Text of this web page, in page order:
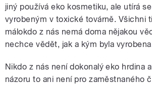
jiný používá eko kosmetiku, ale utírá
vyrobeným v toxické továrně. Všichni
málokdo z nás nemá doma nějakou
nechce vědět, jak a kým byla
Nikdo z nás není dokonalý eko hrdina
názoru to ani není pro zaměstnaného